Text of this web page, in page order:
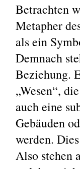
Betrachten
Metapher
als ein
Demnach
Beziehung.
„Wesen“,
auch eine
Gebäuden
werden.
Also stehen